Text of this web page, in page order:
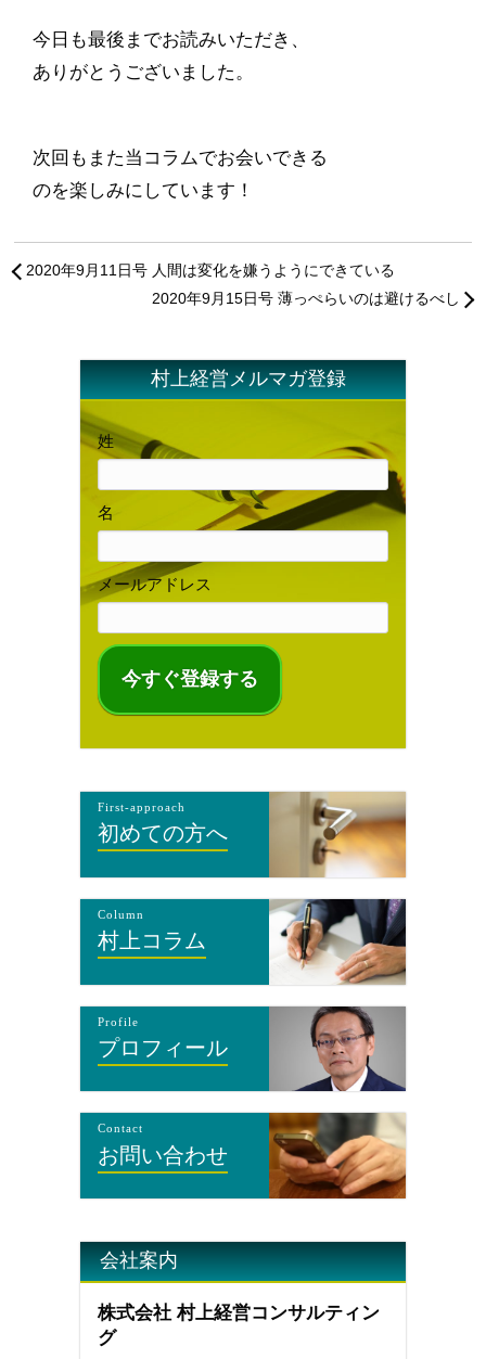
今日も最後までお読みいただき、
ありがとうございました。
次回もまた当コラムでお会いできる
のを楽しみにしています！
2020年9月11日号 人間は変化を嫌うようにできている
2020年9月15日号 薄っぺらいのは避けるべし
村上経営メルマガ登録
姓
名
メールアドレス
First-approach
初めての方へ
Column
村上コラム
Profile
プロフィール
Contact
お問い合わせ
会社案内
株式会社 村上経営コンサルティン
グ